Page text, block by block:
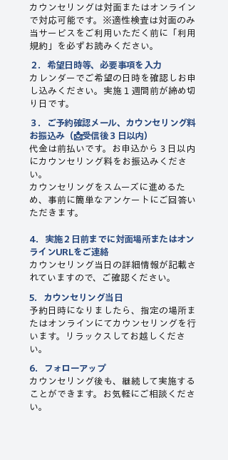
カウンセリングは対面またはオンライン
で対応可能です。※適性検査は対面のみ
当サービスをご利用いただく前に「利用
規約」を必ずお読みください。
２．希望日時等、必要事項を入力
カレンダーでご希望の日時を確認しお申
し込みください。実施１週間前が締め切
り日です。
３．ご予約確認メール、カウンセリング料
お振込み（📩受信後３日以内）
代金は前払いです。お申込から３日以内
にカウンセリング料をお振込みくださ
い。
カウンセリングをスムーズに進めるた
め、事前に簡単なアンケートにご回答い
ただきます。
4．実施２日前までに対面場所またはオン
ラインURLをご連絡​
カウンセリング当日の詳細情報が記載さ
れていますので、ご確認ください。
5．カウンセリング当日
予約日時になりましたら、指定の場所ま
たはオンラインにてカウンセリングを行
います。リラックスしてお越しくださ
い。
6．フォローアップ
カウンセリング後も、継続して実施する
ことができます。お気軽にご相談くださ
い。